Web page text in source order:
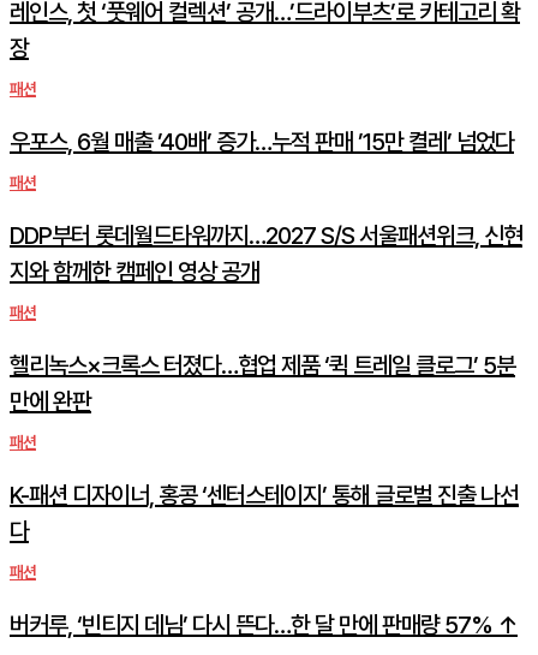
레인스, 첫 ‘풋웨어 컬렉션’ 공개…’드라이부츠’로 카테고리 확
장
패션
우포스, 6월 매출 ’40배’ 증가…누적 판매 ’15만 켤레’ 넘었다
패션
DDP부터 롯데월드타워까지…2027 S/S 서울패션위크, 신현
지와 함께한 캠페인 영상 공개
패션
헬리녹스×크록스 터졌다…협업 제품 ‘퀵 트레일 클로그’ 5분
만에 완판
패션
K-패션 디자이너, 홍콩 ‘센터스테이지’ 통해 글로벌 진출 나선
다
패션
버커루, ‘빈티지 데님’ 다시 뜬다…한 달 만에 판매량 57% ↑